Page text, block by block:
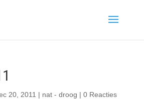
20, 2011 | nat - droog | 0 Reacties